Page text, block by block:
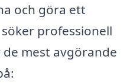
och göra ett
professionell
mest avgörande